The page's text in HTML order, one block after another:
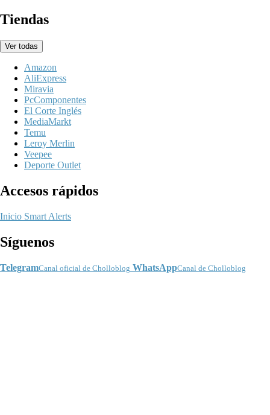
Tiendas
Ver todas
Amazon
AliExpress
Miravia
PcComponentes
El Corte Inglés
MediaMarkt
Temu
Leroy Merlin
Veepee
Deporte Outlet
Accesos rápidos
Inicio Smart Alerts
Síguenos
TelegramCanal oficial de Cholloblog WhatsAppCanal de Cholloblog